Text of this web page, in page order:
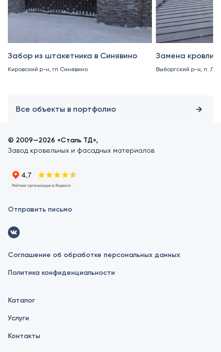
Забор из штакетника в Синявино
Кировский р-н, гп Синявино
Замена кровли
Выборгский р-н, п.
Все объекты в портфолио
© 2009—2026 «Сталь ТД»,
Завод кровельных и фасадных материалов
Отправить письмо
Соглашение об обработке персональных данных
Политика конфиденциальности
Каталог
Услуги
Контакты